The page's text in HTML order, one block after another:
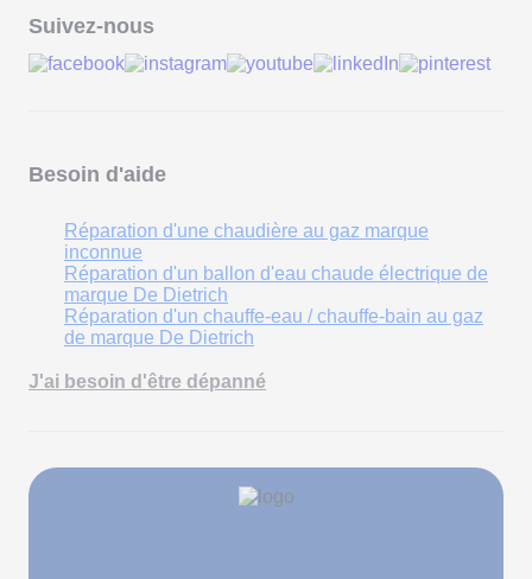
Suivez-nous
Besoin d'aide
Réparation d'une chaudière au gaz marque
inconnue
Réparation d'un ballon d'eau chaude électrique de
marque De Dietrich
Réparation d'un chauffe-eau / chauffe-bain au gaz
de marque De Dietrich
J'ai besoin d'être dépanné